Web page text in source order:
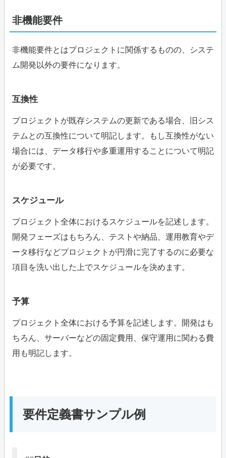
非機能要件
非機能要件とはプロジェクトに関係するものの、システ
ム開発以外の要件になります。
互換性
プロジェクトが既存システムの更新である場合、旧シス
テムとの互換性について明記します。もし互換性がない
場合には、データ移行や多重運用することについて明記
が必要です。
スケジュール
プロジェクト全体におけるスケジュールを記述します。
開発フェーズはもちろん、テストや納品、運用教育やデ
ータ移行などプロジェクトが円滑に完了するのに必要な
項目を洗い出した上でスケジュールを決めます。
予算
プロジェクト全体における予算を記述します。開発はも
ちろん、サーバーなどの固定費用、保守運用に関わる費
用も明記します。
要件定義書サンプル例